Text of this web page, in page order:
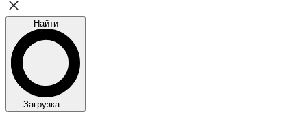
Найти
Загрузка...